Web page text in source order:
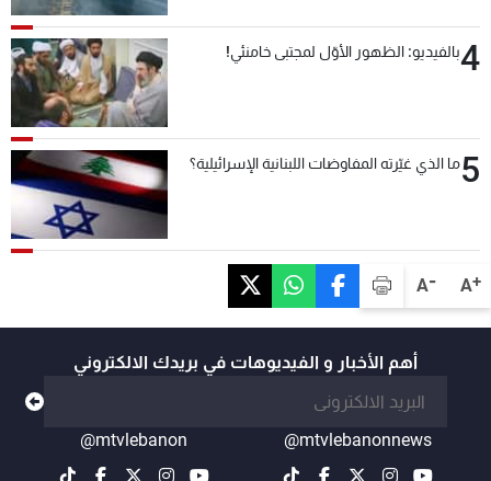
A+
A-
4بالفيديو: الظهور الأوّل لمجتبى خامنئي!
5ما الذي غيّرته المفاوضات اللبنانية الإسرائيلية؟
أهم الأخبار و الفيديوهات في بريدك الالكتروني
@mtvlebanonnews
@mtvlebanon